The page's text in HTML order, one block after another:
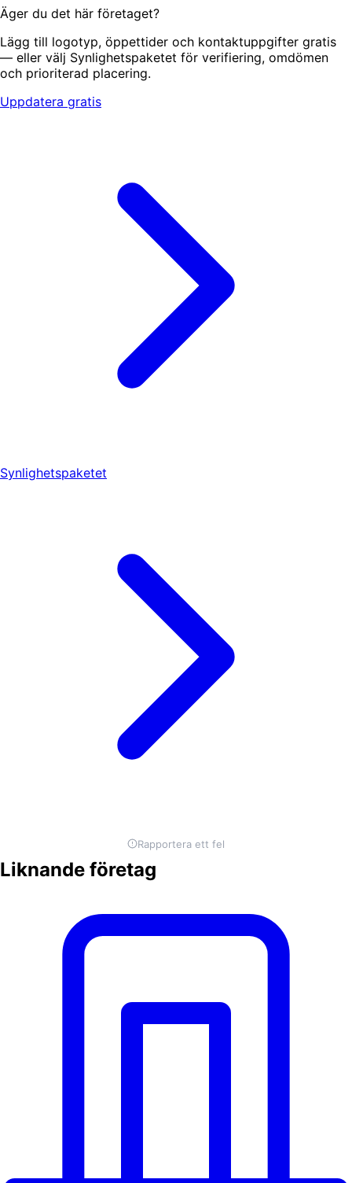
Äger du det här företaget?
Lägg till logotyp, öppettider och kontaktuppgifter gratis
— eller välj Synlighetspaketet för verifiering, omdömen
och prioriterad placering.
Uppdatera gratis
Synlighetspaketet
Rapportera ett fel
Liknande företag